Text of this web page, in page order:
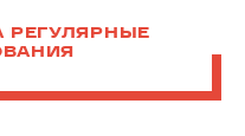
РЕГУЛЯРНЫЕ